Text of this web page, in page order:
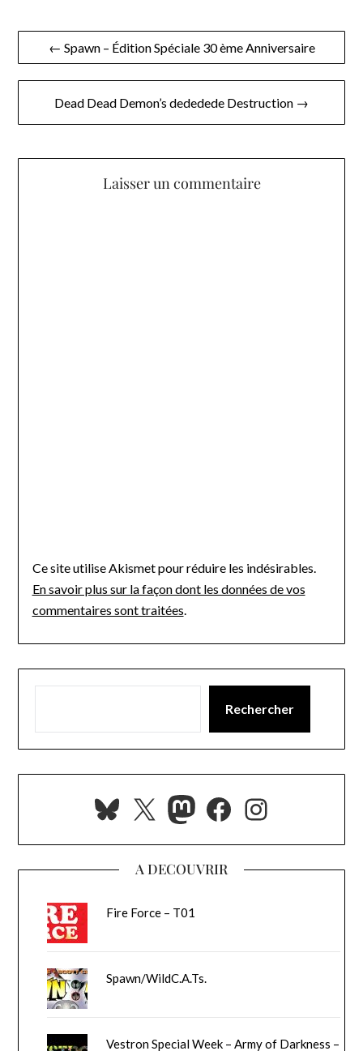
Navigation
de
l’article
← Spawn – Édition Spéciale 30 ème Anniversaire
Dead Dead Demon’s dededede Destruction →
Laisser un commentaire
Ce site utilise Akismet pour réduire les indésirables.
En savoir plus sur la façon dont les données de vos
commentaires sont traitées.
Rechercher
Bluesky
X Mastodon
Facebook
A DECOUVRIR
Fire Force – T01
Spawn/WildC.A.Ts.
Vestron Special Week – Army of Darkness –